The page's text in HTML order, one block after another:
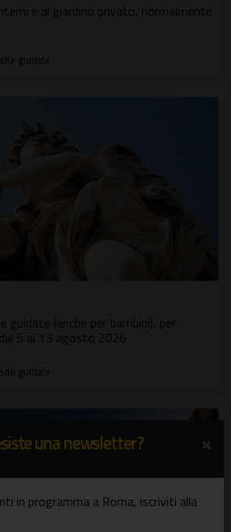
e al giardino privato, normalmente
guidate
guidate (anche per bambini), per
5 al 13 agosto 2026
guidate
una newsletter?
in programma a Roma, iscriviti alla